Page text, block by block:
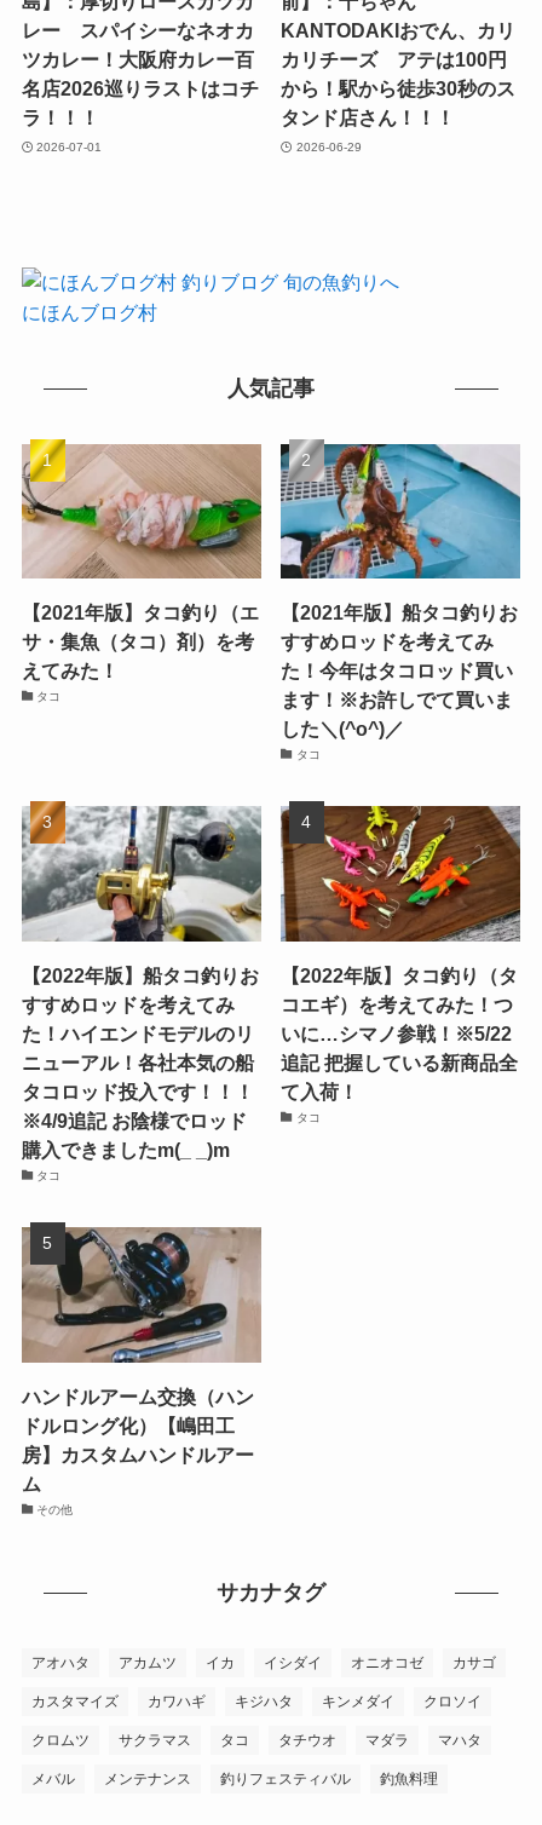
レー スパイシーなネオカ
ツカレー！大阪府カレー百
名店2026巡りラストはコチ
ラ！！！
2026-07-01
KANTODAKIおでん、カリ
カリチーズ アテは100円
から！駅から徒歩30秒のス
タンド店さん！！！
2026-06-29
にほんブログ村
人気記事
【2021年版】タコ釣り（エ
サ・集魚（タコ）剤）を考
えてみた！
タコ
【2021年版】船タコ釣りお
すすめロッドを考えてみ
た！今年はタコロッド買い
ます！※お許しでて買いま
した＼(^o^)／
タコ
【2022年版】船タコ釣りお
すすめロッドを考えてみ
た！ハイエンドモデルのリ
ニューアル！各社本気の船
タコロッド投入です！！！
※4/9追記 お陰様でロッド
購入できましたm(_ _)m
タコ
【2022年版】タコ釣り（タ
コエギ）を考えてみた！つ
いに…シマノ参戦！※5/22
追記 把握している新商品全
て入荷！
タコ
ハンドルアーム交換（ハン
ドルロング化）【嶋田工
房】カスタムハンドルアー
ム
その他
サカナタグ
アオハタ アカムツ イカ イシダイ オニオコゼ カサゴ
カスタマイズ カワハギ キジハタ キンメダイ クロソイ
クロムツ サクラマス タコ タチウオ マダラ マハタ
メバル メンテナンス 釣りフェスティバル 釣魚料理